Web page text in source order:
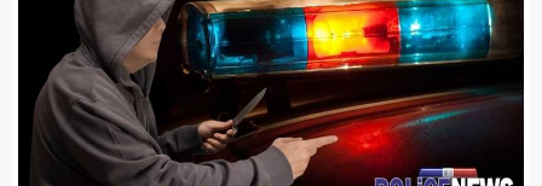
ΟΜΑΔΑ “Ζ”